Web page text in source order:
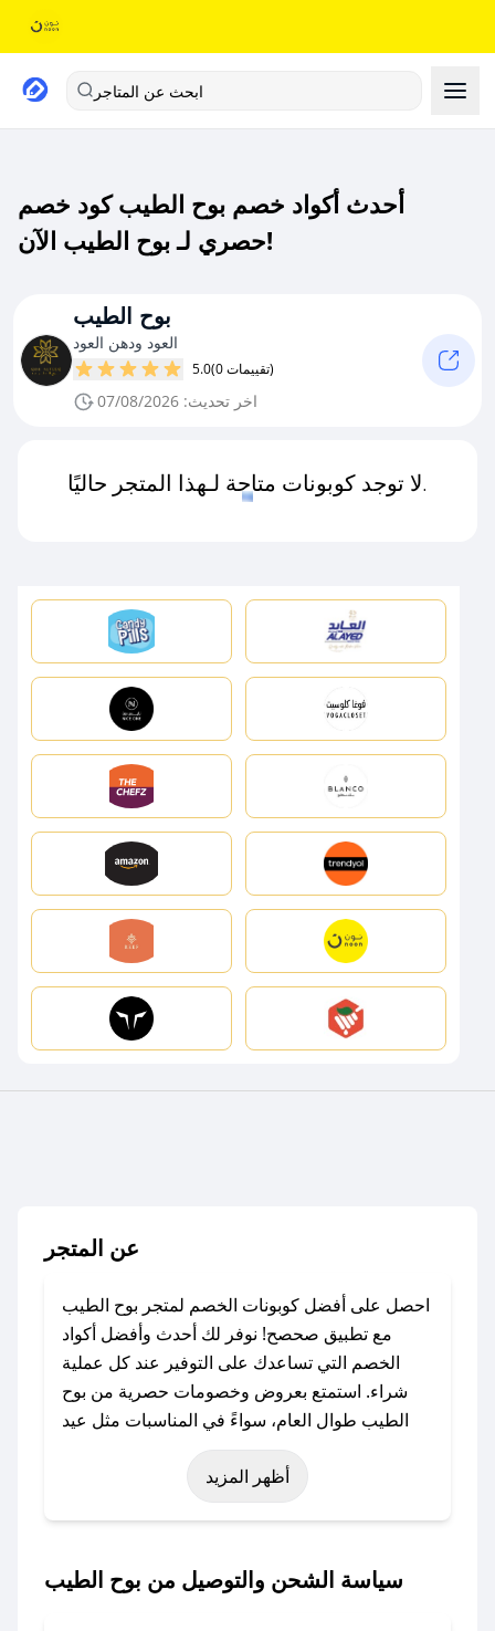
ابحث عن المتاجر
أحدث أكواد خصم بوح الطيب كود خصم
حصري لـ بوح الطيب الآن!
بوح الطيب
العود ودهن العود
5.0 (0 تقييمات)
اخر تحديث: 07/08/2026
لا توجد كوبونات متاحة لـهذا المتجر حاليًا.
عن المتجر
احصل على أفضل كوبونات الخصم لمتجر بوح الطيب
مع تطبيق صحصح! نوفر لك أحدث وأفضل أكواد
الخصم التي تساعدك على التوفير عند كل عملية
شراء. استمتع بعروض وخصومات حصرية من بوح
الطيب طوال العام، سواءً في المناسبات مثل عيد
الفطر، عيد الأضحى، الجمعة البيضاء (شهر نوفمبر)،
رمضان، اليوم الوطني، يوم التأسيس، أو حتى عروض
باستخدام تطبيق صحصح، يمكنك العثور بسهولة على
أظهر المزيد
سياسة الشحن والتوصيل من بوح الطيب